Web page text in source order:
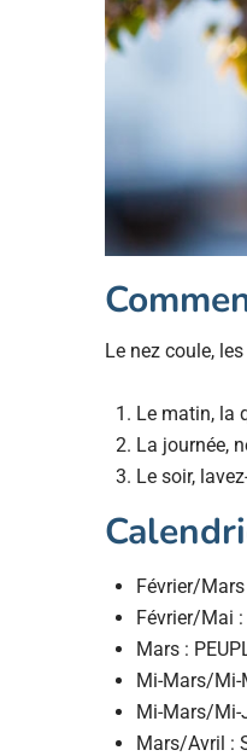
Le nez coule,
Le matin, la
La journée,
Le soir,
Février/Mars
Février/Mai :
Mars :
Mi-Mars/Mi-
Mi-Mars/Mi-
Mars/Avril :